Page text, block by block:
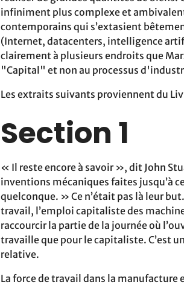
infiniment plus complexe et
contemporains qui s’extasient
(Internet, datacenters, intelligence
clairement à plusieurs endroits que
"Capital" et non au processus
Les extraits suivants proviennent du
Section 1
« Il reste encore à savoir », dit John
inventions mécaniques faites jusqu’à
quelconque. » Ce n’était pas là leur
travail, l’emploi capitaliste des
raccourcir la partie de la journée où
travaille que pour le capitaliste. C’est
relative.
La force de travail dans la